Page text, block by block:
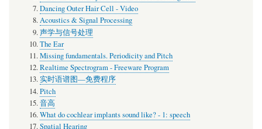
Dancing Outer Hair Cell - Video
Acoustics & Signal Processing
声学与信号处理
The Ear
Missing fundamentals. Periodicity and Pitch
Realtime Spectrogram - Freeware Program
实时语谱图—免费程序
Pitch
音高
What do cochlear implants sound like? - 1: speech
Spatial Hearing